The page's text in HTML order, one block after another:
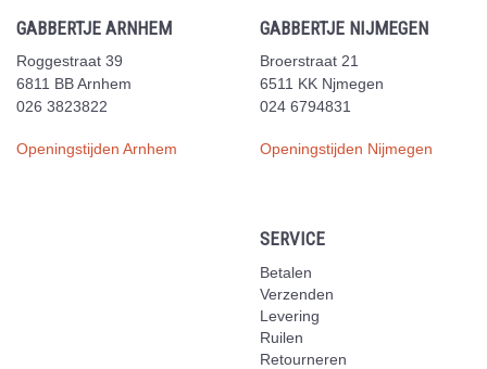
GABBERTJE ARNHEM
Roggestraat 39
6811 BB Arnhem
026 3823822
Openingstijden Arnhem
GABBERTJE NIJMEGEN
Broerstraat 21
6511 KK Njmegen
024 6794831
Openingstijden Nijmegen
SERVICE
Betalen
Verzenden
Levering
Ruilen
Retourneren